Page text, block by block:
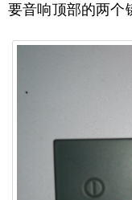
要音响顶部的两个